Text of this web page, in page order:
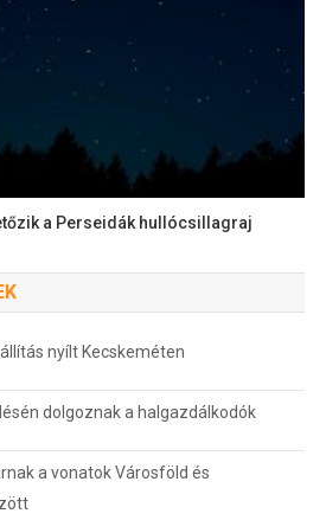
a Perseidák hullócsillagraj
nyílt Kecskeméten
dolgoznak a halgazdálkodók
a vonatok Városföld és